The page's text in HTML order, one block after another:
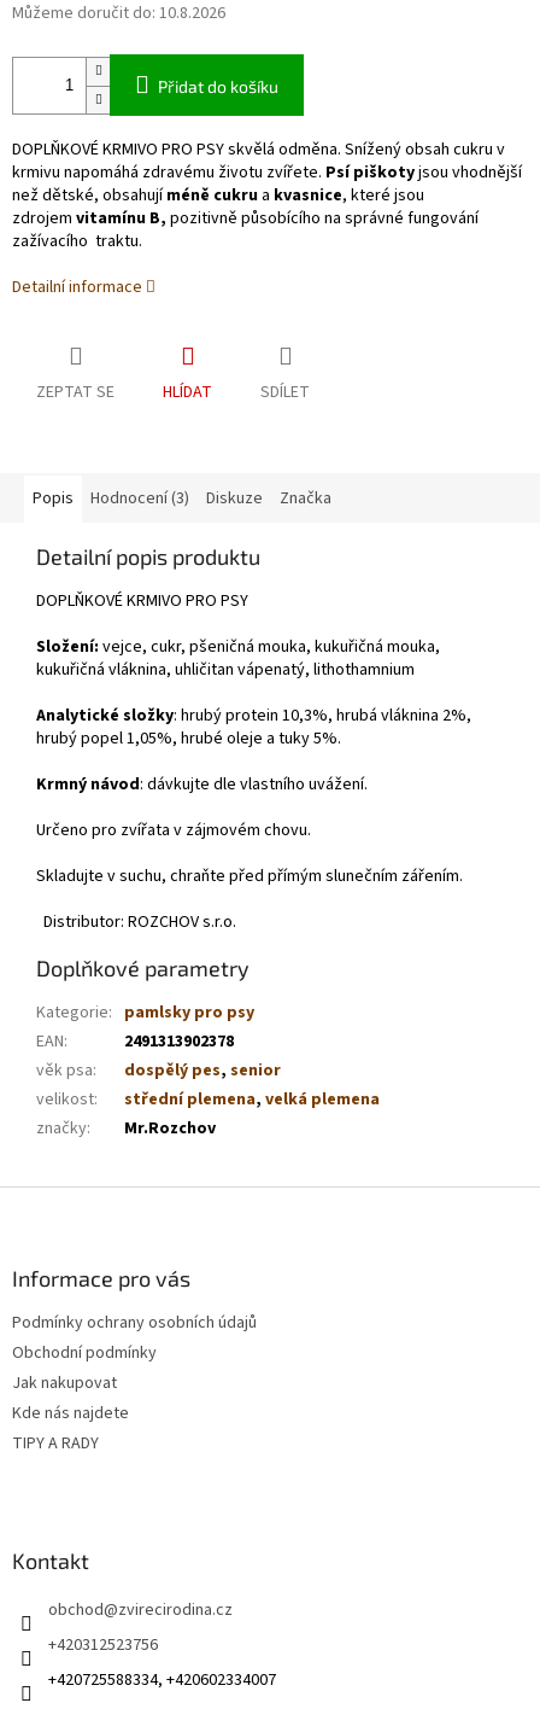
Můžeme doručit do: 10.8.2026
Přidat do košíku
DOPLŇKOVÉ KRMIVO PRO PSY skvělá odměna. Snížený obsah cukru v
krmivu napomáhá zdravému životu zvířete. Psí piškotyjsou vhodnější
než dětské, obsahujíméně cukru a kvasnice, které jsou
zdrojem vitamínu B, pozitivně působícího na správné fungování
zažívacího traktu.
Detailní informace
ZEPTAT SE HLÍDAT SDÍLET
Popis Hodnocení (3) Diskuze Značka
Detailní popis produktu
DOPLŇKOVÉ KRMIVO PRO PSY
Složení: vejce, cukr, pšeničná mouka, kukuřičná mouka,
kukuřičná vláknina, uhličitan vápenatý, lithothamnium
Analytické složky: hrubý protein 10,3%, hrubá vláknina 2%,
hrubý popel 1,05%, hrubé oleje a tuky 5%.
Krmný návod: dávkujte dle vlastního uvážení.
Určeno pro zvířata v zájmovém chovu.
Skladujte v suchu, chraňte před přímým slunečním zářením.
Distributor: ROZCHOV s.r.o.
Doplňkové parametry
Kategorie: pamlsky pro psy
EAN:
2491313902378
věk psa: dospělý pes, senior
velikost: střední plemena, velká plemena
značky: Mr.Rozchov
Informace pro vás
Podmínky ochrany osobních údajů
Obchodní podmínky
Jak nakupovat
Kde nás najdete
TIPY A RADY
Kontakt
obchod@zvirecirodina.cz
+420312523756
+420725588334, +420602334007